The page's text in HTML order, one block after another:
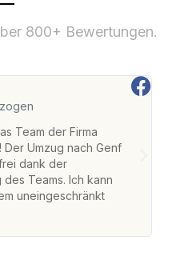
800+ Bewertungen.
Team der Firma
Der Umzug nach Genf
dank der
Teams. Ich kann
uneingeschränkt